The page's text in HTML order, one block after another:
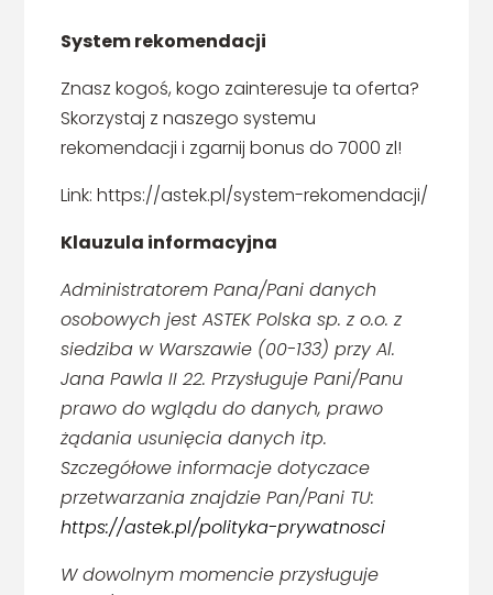
System rekomendacji
Znasz kogoś, kogo zainteresuje ta oferta?
Skorzystaj z naszego systemu
rekomendacji i zgarnij bonus do 7000 zl!
Link: https://astek.pl/system-rekomendacji/
Klauzula informacyjna
Administratorem Pana/Pani danych
osobowych jest ASTEK Polska sp. z o.o. z
siedziba w Warszawie (00-133) przy Al.
Jana Pawla II 22. Przysługuje Pani/Panu
prawo do wglądu do danych, prawo
żądania usunięcia danych itp.
Szczegółowe informacje dotyczace
przetwarzania znajdzie Pan/Pani TU:
https://astek.pl/polityka-prywatnosci
W dowolnym momencie przysługuje